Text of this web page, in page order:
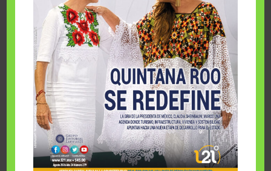
Fairmont Mayakoba y Make-A-Wish México unieron
esfuerzos para hacer realidad el deseo de una …